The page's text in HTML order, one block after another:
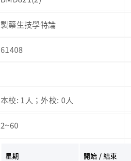
製藥生技學特論
61408
本校: 1人；外校: 0人
2~60
星期 開始 / 結束